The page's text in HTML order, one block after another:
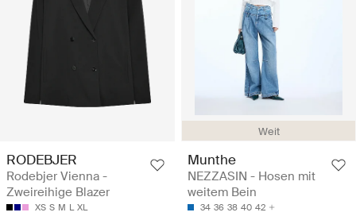
RODEBJER
Rodebjer Vienna -
Zweireihige Blazer
XS S M L XL
Weit
Munthe
NEZZASIN - Hosen mit
weitem Bein
34 36 38 40 42